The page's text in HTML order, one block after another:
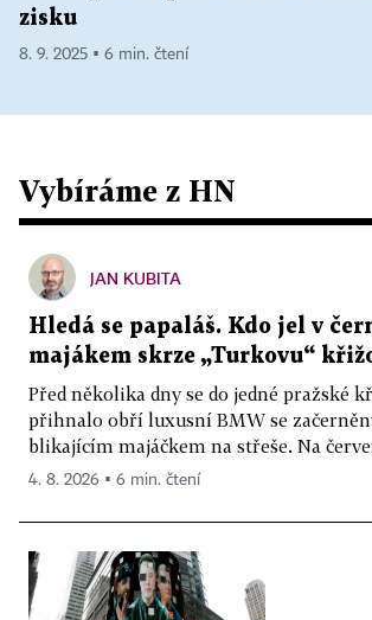
zisku
8. 9. 2025 ▪ 6 min. čtení
Vybíráme z HN
JAN KUBITA
Hledá se papaláš. Kdo jel v
majákem skrze „Turkovu“
Před několika dny se do jedné pražské
přihnalo obří luxusní BMW se
blikajícím majáčkem na střeše. Na
4. 8. 2026 ▪ 6 min. čtení